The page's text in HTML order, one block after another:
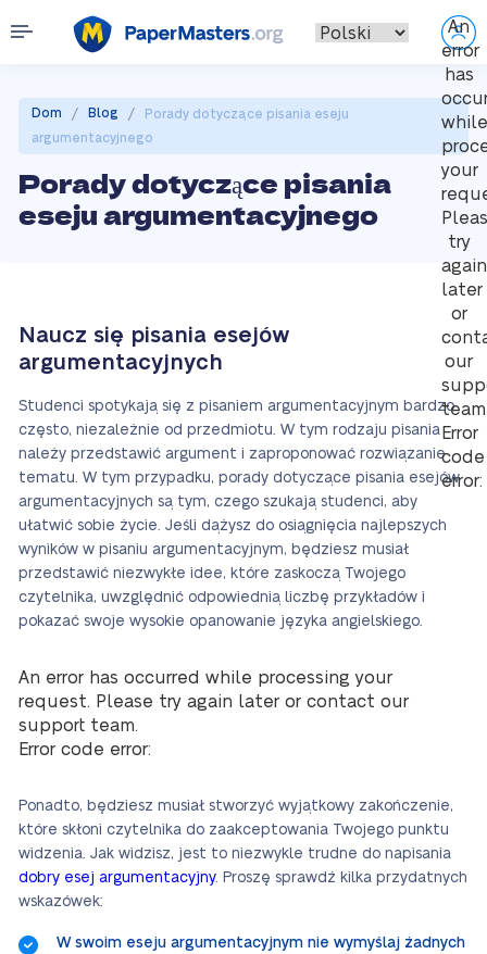
An
error
has
while
your
try
again
later
or
our
Error
code
error:
Dom / Blog /
Porady dotyczące pisania eseju
argumentacyjnego
Porady dotyczące pisania
eseju argumentacyjnego
Naucz się pisania esejów
argumentacyjnych
Studenci spotykają się z pisaniem argumentacyjnym bardzo
często, niezależnie od przedmiotu. W tym rodzaju pisania
należy przedstawić argument i zaproponować rozwiązanie
tematu. W tym przypadku, porady dotyczące pisania esejów
argumentacyjnych są tym, czego szukają studenci, aby
ułatwić sobie życie. Jeśli dążysz do osiągnięcia najlepszych
wyników w pisaniu argumentacyjnym, będziesz musiał
przedstawić niezwykłe idee, które zaskoczą Twojego
czytelnika, uwzględnić odpowiednią liczbę przykładów i
pokazać swoje wysokie opanowanie języka angielskiego.
An error has occurred while processing your
request. Please try again later or contact our
support team.
Error code error:
Ponadto, będziesz musiał stworzyć wyjątkowy zakończenie,
które skłoni czytelnika do zaakceptowania Twojego punktu
widzenia. Jak widzisz, jest to niezwykle trudne do napisania
dobry esej argumentacyjny. Proszę sprawdź kilka przydatnych
wskazówek:
W swoim eseju argumentacyjnym nie wymyślaj żadnych